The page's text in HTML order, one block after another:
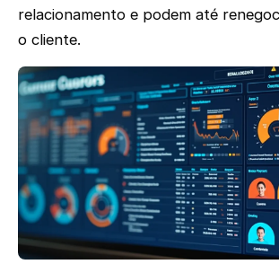
relacionamento e podem até
o cliente.